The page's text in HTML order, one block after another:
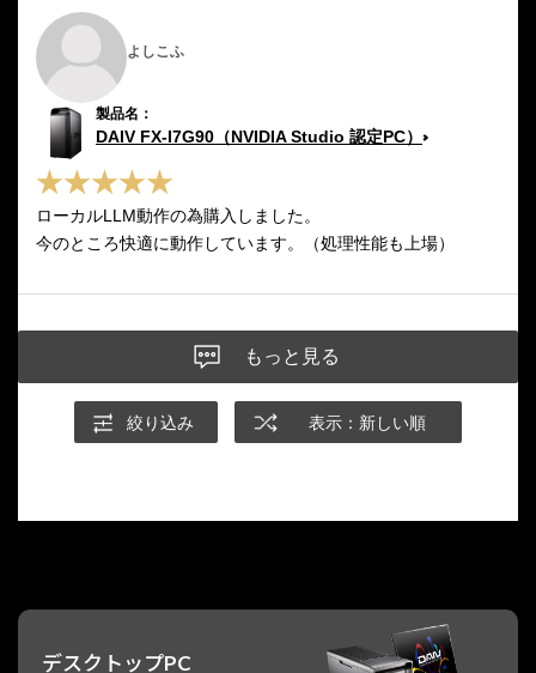
よしこふ
DAIV FX-I7G90（NVIDIA Studio 認定PC）
ローカルLLM動作の為購入しました。
今のところ快適に動作しています。（処理性能も上場）
もっと見る
絞り込み 表示：新しい順
デスクトップPC